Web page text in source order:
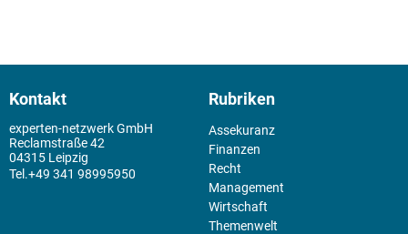
Kontakt
experten-netzwerk GmbH
Reclamstraße 42
04315 Leipzig
+49 341 98995950
Rubriken
Assekuranz
Finanzen
Recht
Management
Wirtschaft
Themenwelt